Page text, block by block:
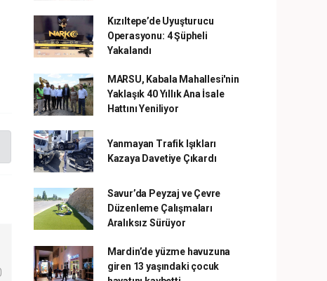
Kızıltepe’de Uyuşturucu
Operasyonu: 4 Şüpheli
Yakalandı
MARSU, Kabala Mahallesi'nin
Yaklaşık 40 Yıllık Ana İsale
Hattını Yeniliyor
Yanmayan Trafik Işıkları
Kazaya Davetiye Çıkardı
Savur’da Peyzaj ve Çevre
Düzenleme Çalışmaları
Aralıksız Sürüyor
Mardin’de yüzme havuzuna
giren 13 yaşındaki çocuk